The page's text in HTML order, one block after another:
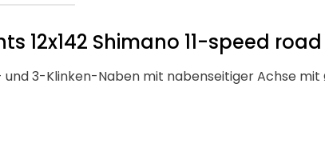
12x142 Shimano 11-speed road
3-Klinken-Naben mit nabenseitiger Achse mit